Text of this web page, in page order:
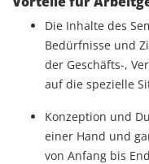
Die Inhalte des
Bedürfnisse und
der Geschäfts-,
auf die spezielle
Konzeption und
einer Hand und
von Anfang bis